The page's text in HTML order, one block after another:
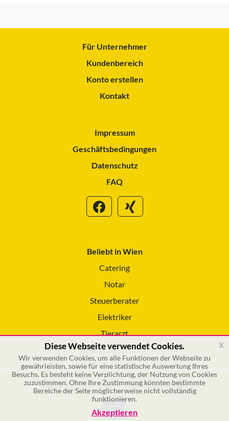
Für Unternehmer
Kundenbereich
Konto erstellen
Kontakt
Impressum
Geschäftsbedingungen
Datenschutz
FAQ
Beliebt in Wien
Catering
Notar
Steuerberater
Elektriker
Tierarzt
Reinigungsservice
© 2026 GSOL – Online Marketing GmbH
Diese Webseite verwendet Cookies.
Wir verwenden Cookies, um alle Funktionen der Webseite zu
gewährleisten, sowie für eine statistische Auswertung Ihres
Besuchs. Es besteht keine Verplichtung, der Nutzung von Cookies
zuzustimmen. Ohne Ihre Zustimmung könnten bestimmte
Bereiche der Seite möglicherweise nicht vollständig
funktionieren.
Akzeptieren
x